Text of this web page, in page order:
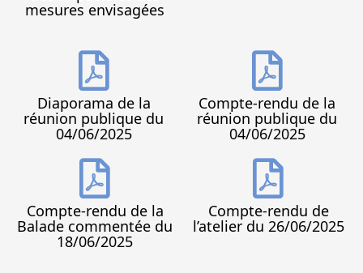
mesures envisagées
Diaporama de la
réunion publique du
04/06/2025
Compte-rendu de la
réunion publique du
04/06/2025
Compte-rendu de la
Balade commentée du
18/06/2025
Compte-rendu de
l’atelier du 26/06/2025